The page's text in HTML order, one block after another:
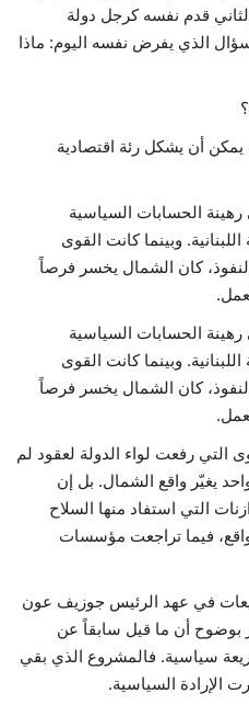
قدم نفسه كرجل دولة
الذي يفرض نفسه اليوم: ماذا
يمكن أن يشكل رئة اقتصادية
الحسابات السياسية
وبينما كانت القوى
كان الشمال يخسر فرصاً
الحسابات السياسية
وبينما كانت القوى
كان الشمال يخسر فرصاً
التي رفعت لواء الدولة لعقود لم
يغيّر واقع الشمال. بل إن
التي استفاد منها السلاح
فيما تراجعت مؤسسات
في عهد الرئيس جوزيف عون
بوضوح أن ما قيل سابقاً عن
سياسية. فالمشروع الذي بقي
الإرادة السياسية.